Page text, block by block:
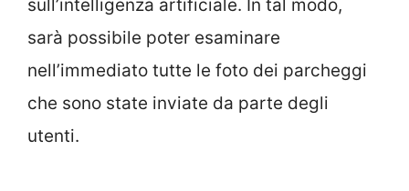
sull’intelligenza artificiale. In tal modo,
sarà possibile poter esaminare
nell’immediato tutte le foto dei parcheggi
che sono state inviate da parte degli
utenti.